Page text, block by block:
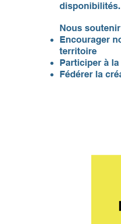
Nous soutenir
Encourager
territoire
Participer à
Fédérer la